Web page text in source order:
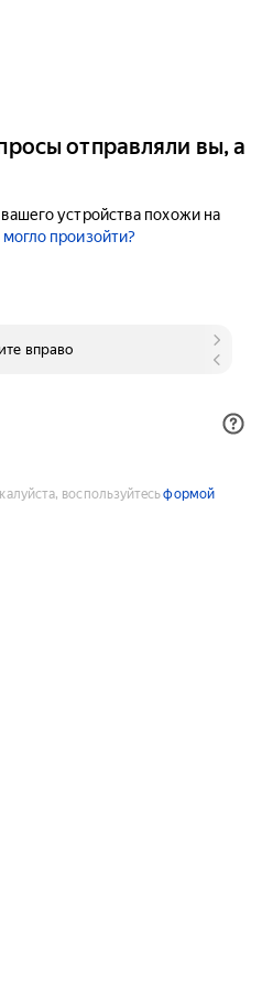
отправляли вы, а
устройства похожи на
произойти?
воспользуйтесьформой